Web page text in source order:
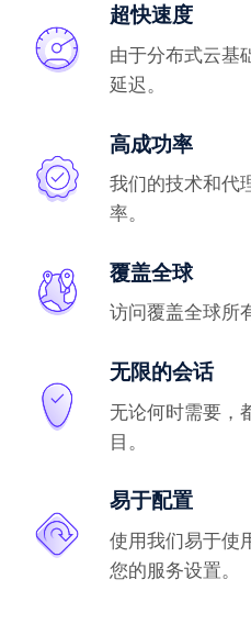
超快速度
由于分布式云基
延迟。
高成功率
我们的技术和代
率。
覆盖全球
访问覆盖全球所
无限的会话
无论何时需要，
目。
易于配置
使用我们易于使
您的服务设置。